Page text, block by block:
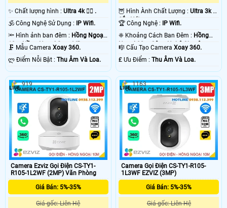
✨ Chất lượng hình : Ultra 4k 👍🏾 .
🕉️ Công Nghệ Sử Dụng :
IP Wifi.
🔦 Hình ảnh ban đêm : Hồng Ngoại
10m Hồng Ngoại Smart IR.
🗜️ Mẫu Camera Xoay 360.
️ლ Điểm Nỗi Bật : Thu Âm Và Loa.
🦉 Hình Ành Chất Lượng :Ultra 3k +
Sắc Nét .
🏆 Công Nghệ :
IP Wifi.
❈ Khoảng Cách Ban Đêm : Hồng
Ngoại 20m Công Nghệ Chuyên
🎼️ Cấu Tạo CameraXoay 360.
️₤ Ưu Điểm :Thu Âm Và Loa.
Camera Ezviz Gọi Điện CS-TY1-
R105-1L2WF (2MP) Văn Phòng
Giá Bán: 5%-35%
Giá gốc: Liên Hệ
919
Camera Gọi Điện CS-TY1-R105-
1L3WF EZVIZ (3MP)
Giá Bán: 5%-35%
Giá gốc: Liên Hệ
1163